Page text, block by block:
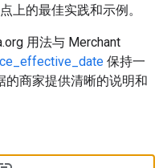
上的最佳实践和示例。
用法与 Merchant
保持一
的商家提供清晰的说明和